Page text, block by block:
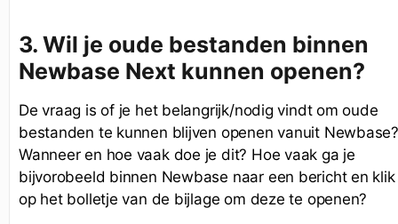
3. Wil je oude bestanden binnen
Newbase Next kunnen openen?
De vraag is of je het belangrijk/nodig vindt om oude
bestanden te kunnen blijven openen vanuit Newbase?
Wanneer en hoe vaak doe je dit? Hoe vaak ga je
bijvorobeeld binnen Newbase naar een bericht en klik
op het bolletje van de bijlage om deze te openen?